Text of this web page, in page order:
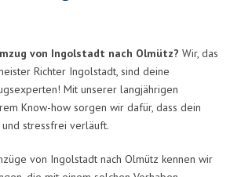
von Ingolstadt nach Olmütz? Wir, das
Richter Ingolstadt, sind deine
Mit unserer langjährigen
Know-how sorgen wir dafür, dass dein
stressfrei verläuft.
von Ingolstadt nach Olmütz kennen wir